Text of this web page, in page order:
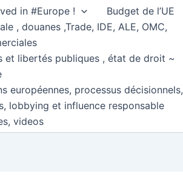
in #Europe !
Budget de l’UE
, douanes ,Trade, IDE, ALE, OMC,
et libertés publiques , état de droit ~
européennes, processus décisionnels,
lobbying et influence responsable
videos